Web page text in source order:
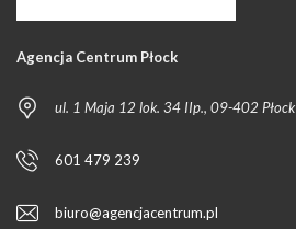
Agencja Centrum Płock
ul. 1 Maja 12 lok. 34 IIp., 09-402 Płock
601 479 239
biuro@agencjacentrum.pl